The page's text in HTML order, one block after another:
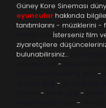
Güney Kore Sineması
oyuncular hakkında
tanıtımlarını - müziklerini
İsterseniz film
ziyaretçilere
bulunabilirsiniz…
-
-
-
- -
-